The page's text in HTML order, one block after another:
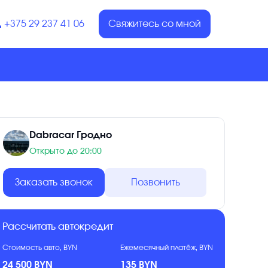
+375 29 237 41 06 Свяжитесь со мной
Dabracar Гродно
Открыто до 20:00
Заказать звонок Позвонить
Рассчитать автокредит
Стоимость авто, BYN
24 500 BYN
Ежемесячный платёж, BYN
135 BYN